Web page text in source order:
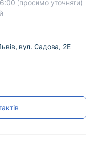
(просимо уточняти)
вул. Садова, 2Е